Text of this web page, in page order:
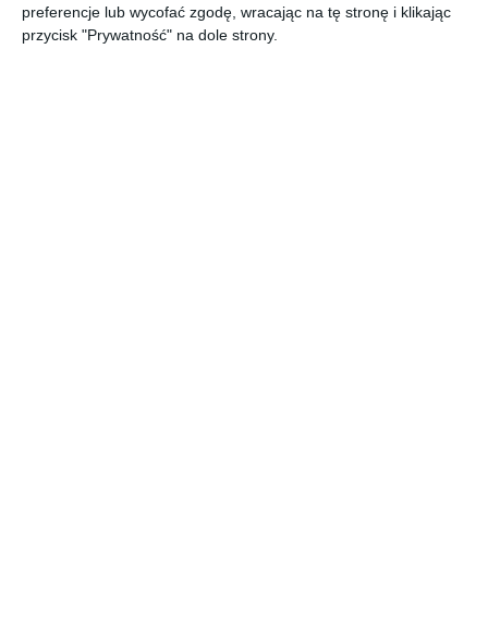
preferencje lub wycofać zgodę, wracając na tę stronę i klikając
przycisk "Prywatność" na dole strony.